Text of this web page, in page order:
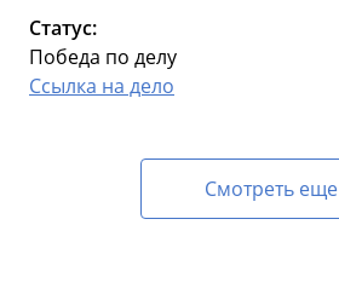
Статус:
Победа по делу
Ссылка на дело
Смотреть еще